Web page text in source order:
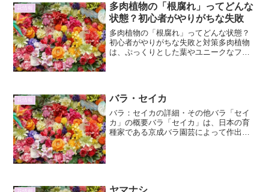
花情報
多肉植物の「根腐れ」ってどんな
状態？初心者がやりがちな失敗
多肉植物の「根腐れ」ってどんな状態？
初心者がやりがちな失敗と対策多肉植物
は、ぷっくりとした葉やユニークなフォ
花情報 バラ・セイカ
バラ：セイカの詳細・その他バラ「セイ
カ」の概要バラ「セイカ」は、日本の育
種家である京成バラ園芸によって作出さ
ヤマナシ